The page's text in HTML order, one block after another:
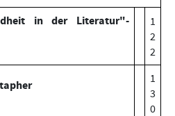
in der Literatur"-
1
2
2
1
3
0